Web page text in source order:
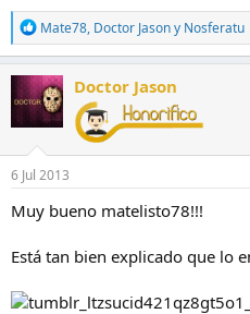
R
e
a
c
c
i
o
n
s
Mate78, Doctor Jasony Nosferatu
Doctor Jason
6 Jul 2013
Muy bueno matelisto78!!!
Está tan bien explicado que lo